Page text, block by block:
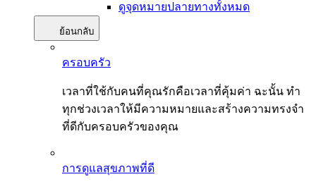
ดูจุดหมายปลายทางทั้งหมด
ย้อนกลับ
ครอบครัว
เวลาที่ใช้กับคนที่คุณรักคือเวลาที่คุ้มค่า ฉะนั้น ทำ
ทุกช่วงเวลาให้มีความหมายและสร้างความทรงจำ
ที่ดีกับครอบครัวของคุณ
การดูแลสุขภาพที่ดี